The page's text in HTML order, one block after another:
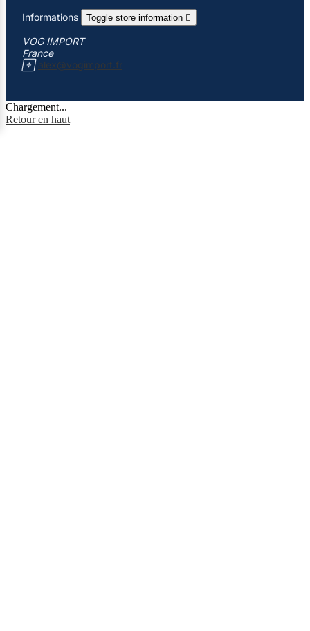
Informations
Toggle store information 
VOG IMPORT
France
 alex@vogimport.fr
Chargement...
Retour en haut